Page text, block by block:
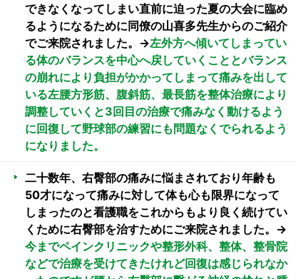
できなくなってしまい直前に迫った夏の大会に臨め
るようになるために同僚の山喜多先生からのご紹介
でご来院されました。→左外方へ傾いてしまってい
る体のバランスを中心へ戻していくこととバランス
の崩れにより負担がかかってしまって痛みを出して
いる左腰方形筋、腹斜筋、最長筋を整体治療により
調整していくと3回目の治療で痛みなく動けるよう
に回復して野球部の練習にも問題なくでられるよう
になりました。
二十数年、右臀部の痛みに悩まされており年齢も
50才になって痛みに対して体も心も限界になって
しまったのと看護職をこれからもより良く続けてい
くために右臀部を治すためにご来院されました。→
今までペインクリニックや整形外科、整体、整骨院
などで治療を受けてきたけれど回復は感じられなか